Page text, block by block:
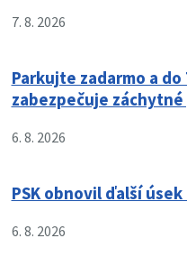
7. 8. 2026
Parkujte zadarmo a
zabezpečuje
6. 8. 2026
PSK obnovil ďalší
6. 8. 2026